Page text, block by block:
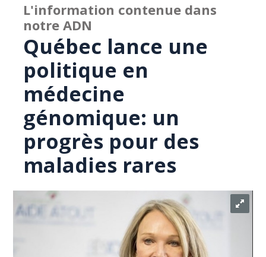
L'information contenue dans
notre ADN
Québec lance une
politique en
médecine
génomique: un
progrès pour des
maladies rares